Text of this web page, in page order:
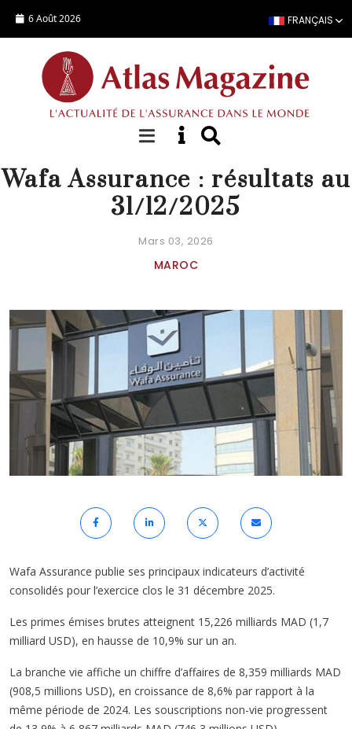
6 Août 2026 FRANÇAIS
ACTUALITÉ
Wafa Assurance : résultats au
31/12/2025
Mars 03, 2026
MAROC
Wafa Assurance publie ses principaux indicateurs d’activité
consolidés pour l’exercice clos le 31 décembre 2025.
Les primes émises brutes atteignent 15,226 milliards MAD (1,7
milliard USD), en hausse de 10,9% sur un an.
La branche vie affiche un chiffre d’affaires de 8,359 milliards MAD
(908,5 millions USD), en croissance de 8,6% par rapport à la
même période de 2024. Les souscriptions non-vie progressent